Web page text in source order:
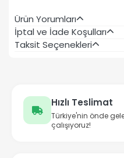
Ürün Yorumları
İptal ve İade Koşulları
Taksit Seçenekleri
Hızlı Teslimat
Türkiye'nin önde
çalışıyoruz!